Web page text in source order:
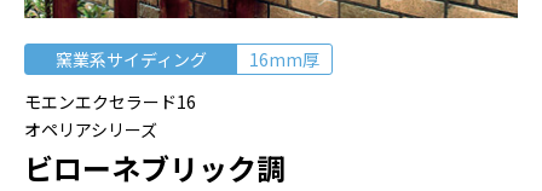
窯業系サイディング
16mm厚
モエンエクセラード16
オペリアシリーズ
ビローネブリック調